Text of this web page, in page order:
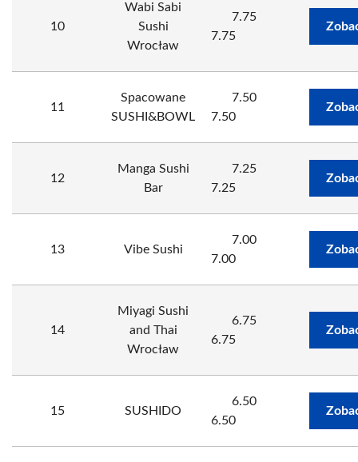
10
Wabi Sabi
Sushi
Wrocław
7.75
7.75
11
Spacowane
SUSHI&BOWL
7.50
7.50
12
Manga Sushi
Bar
7.25
7.25
13 Vibe Sushi
7.00
7.00
14
Miyagi Sushi
and Thai
Wrocław
6.75
6.75
15 SUSHIDO
6.50
6.50